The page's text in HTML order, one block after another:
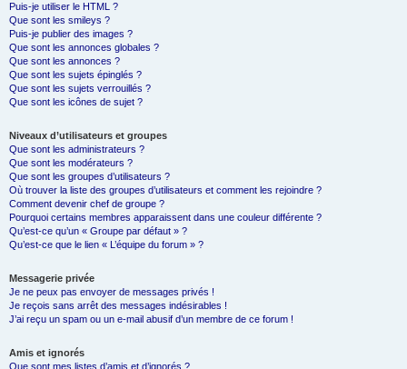
Puis-je utiliser le HTML ?
Que sont les smileys ?
Puis-je publier des images ?
Que sont les annonces globales ?
Que sont les annonces ?
Que sont les sujets épinglés ?
Que sont les sujets verrouillés ?
Que sont les icônes de sujet ?
Niveaux d’utilisateurs et groupes
Que sont les administrateurs ?
Que sont les modérateurs ?
Que sont les groupes d’utilisateurs ?
Où trouver la liste des groupes d’utilisateurs et comment les rejoindre ?
Comment devenir chef de groupe ?
Pourquoi certains membres apparaissent dans une couleur différente ?
Qu’est-ce qu’un « Groupe par défaut » ?
Qu’est-ce que le lien « L’équipe du forum » ?
Messagerie privée
Je ne peux pas envoyer de messages privés !
Je reçois sans arrêt des messages indésirables !
J’ai reçu un spam ou un e-mail abusif d’un membre de ce forum !
Amis et ignorés
Que sont mes listes d’amis et d’ignorés ?